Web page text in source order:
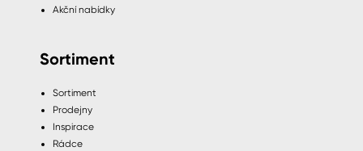
Akční nabídky
Sortiment
Sortiment
Prodejny
Inspirace
Rádce